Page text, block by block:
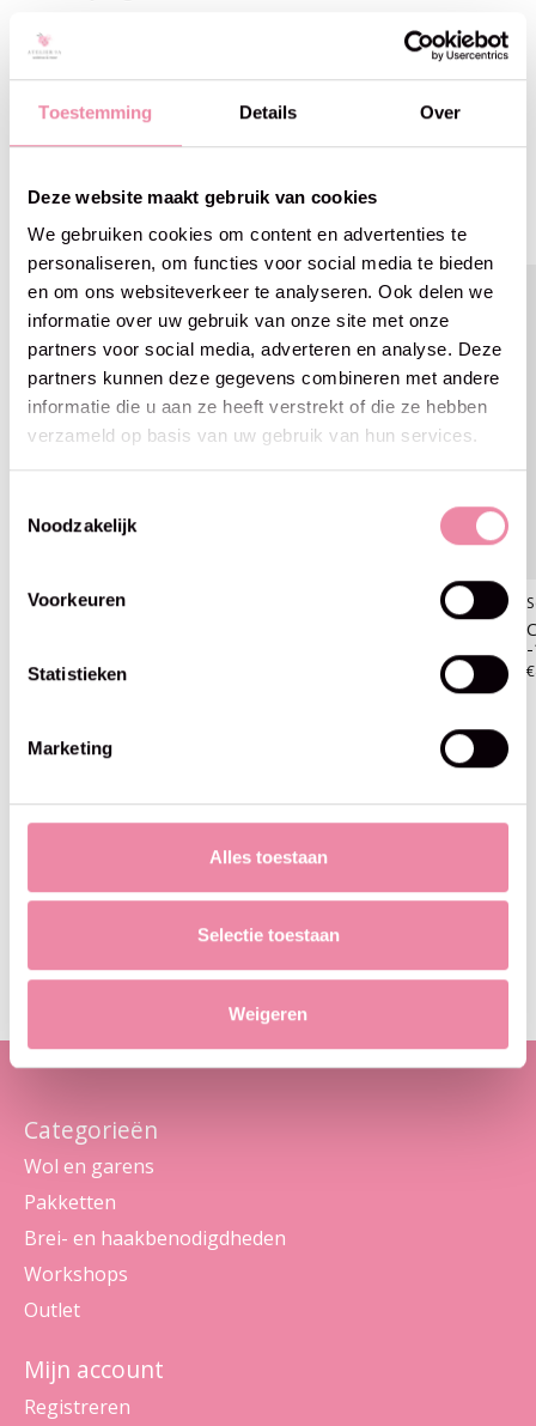
Toestemming Details Over
Deze website maakt gebruik van cookies
We gebruiken cookies om content en advertenties te
personaliseren, om functies voor social media te bieden
en om ons websiteverkeer te analyseren. Ook delen we
informatie over uw gebruik van onze site met onze
partners voor social media, adverteren en analyse. Deze
partners kunnen deze gegevens combineren met andere
informatie die u aan ze heeft verstrekt of die ze hebben
verzameld op basis van uw gebruik van hun services.
Noodzakelijk
Voorkeuren
Statistieken
Marketing
Alles toestaan
Selectie toestaan
Weigeren
Gerelateerde producten
Carousel items
Scheepjes
€4,25
Chunky Monkey - Scheepjes
Blijf op de hoogte
Categorieën
Wol en garens
Pakketten
Brei- en haakbenodigdheden
Workshops
Outlet
Mijn account
Registreren